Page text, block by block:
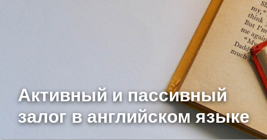
Активный и пассивный
залог в английском языке